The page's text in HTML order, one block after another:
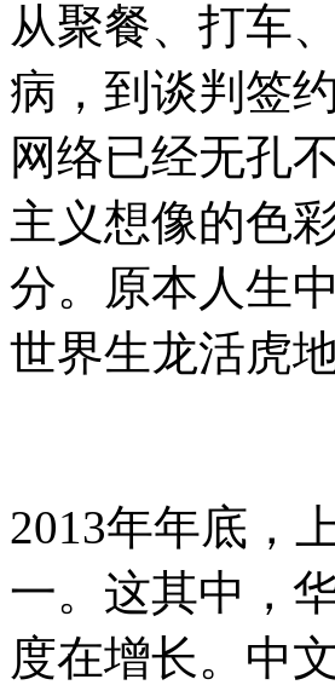
从聚餐、打车
病，到谈判签
网络已经无孔
主义想像的色
分。原本人生
世界生龙活虎
2013年年底，
一。这其中，
度在增长。中